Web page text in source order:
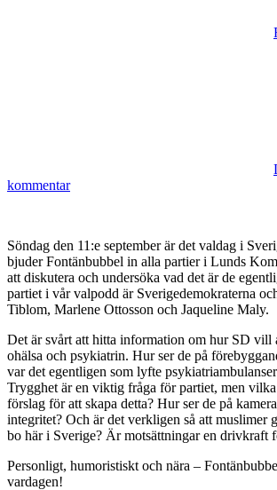
kommentar
Söndag den 11:e september är det valdag i
bjuder Fontänbubbel in alla partier i Lunds
att diskutera och undersöka vad det är de
partiet i vår valpodd är Sverigedemokraterna
Tiblom, Marlene Ottosson och Jaqueline Maly.
Det är svårt att hitta information om hur SD vill
ohälsa och psykiatrin. Hur ser de på
var det egentligen som lyfte
Trygghet är en viktig fråga för partiet, men vilka
förslag för att skapa detta? Hur ser de på
integritet? Och är det verkligen så att muslimer
bo här i Sverige? Är motsättningar en drivkraft
Personligt, humoristiskt och nära –
vardagen!